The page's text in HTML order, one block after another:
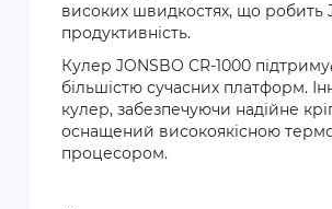
високих швидкостях, що робить
продуктивність.
Кулер JONSBO CR-1000
більшістю сучасних платформ.
кулер, забезпечуючи надійне
оснащений високоякісною
процесором.